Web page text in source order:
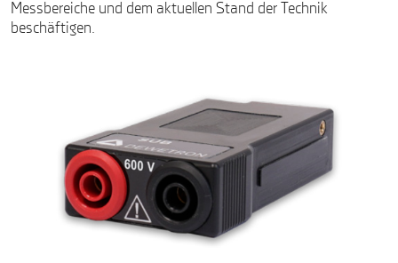
Messbereiche und dem aktuellen Stand der Technik
beschäftigen.